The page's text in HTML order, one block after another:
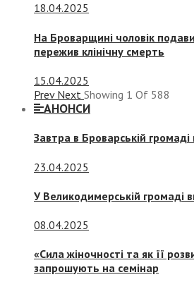
18.04.2025
На Броварщині чоловік
пережив клінічну смерть
15.04.2025
Prev Next Showing 1 Of 588
АНОНСИ
Завтра в Броварській
23.04.2025
У Великодимерській громаді
08.04.2025
«Сила жіночності та як її
запрошують на семінар